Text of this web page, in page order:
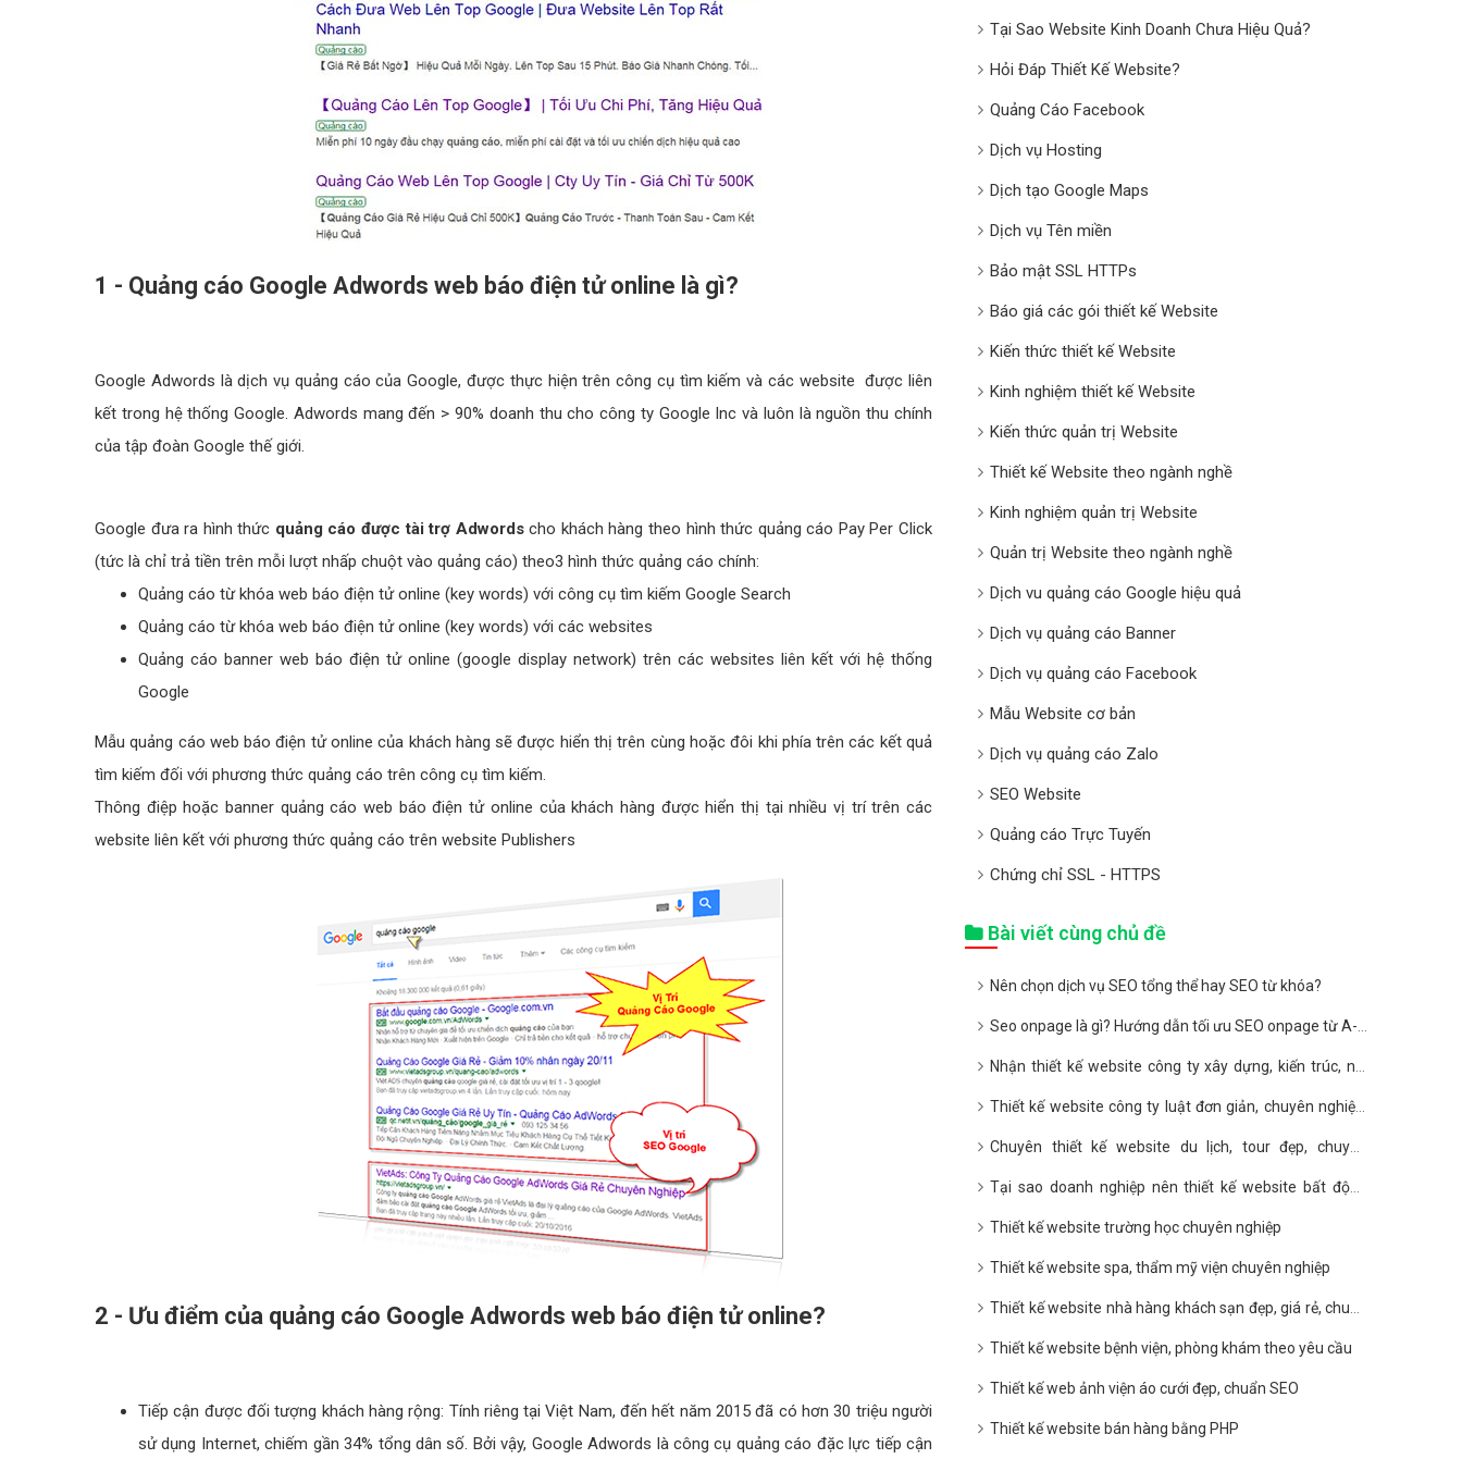
1 - Quảng cáo Google Adwords web báo điện tử online là gì?
Google Adwords là dịch vụ quảng cáo của Google, được thực hiện trên công cụ tìm kiếm và các website được liên
kết trong hệ thống Google. Adwords mang đến > 90% doanh thu cho công ty Google Inc và luôn là nguồn thu chính
của tập đoàn Google thế giới.
Google đưa ra hình thức quảng cáo được tài trợ Adwordscho khách hàng theo hình thức quảng cáo Pay Per Click
(tức là chỉ trả tiền trên mỗi lượt nhấp chuột vào quảng cáo) theo3 hình thức quảng cáo chính:
Quảng cáo từ khóa web báo điện tử online (key words) với công cụ tìm kiếm Google Search
Quảng cáo từ khóa web báo điện tử online (key words) với các websites
Quảng cáo banner web báo điện tử online (google display network) trên các websites liên kết với hệ thống
Google
Mẫu quảng cáo web báo điện tử online của khách hàng sẽ được hiển thị trên cùng hoặc đôi khi phía trên các kết quả
tìm kiếm đối với phương thức quảng cáo trên công cụ tìm kiếm.
Thông điệp hoặc banner quảng cáo web báo điện tử online của khách hàng được hiển thị tại nhiều vị trí trên các
website liên kết với phương thức quảng cáo trên website Publishers
2 - Ưu điểm của quảng cáo Google Adwords web báo điện tử online?
Tiếp cận được đối tượng khách hàng rộng: Tính riêng tại Việt Nam, đến hết năm 2015 đã có hơn 30 triệu người
sử dụng Internet, chiếm gần 34% tổng dân số. Bởi vậy, Google Adwords là công cụ quảng cáo đặc lực tiếp cận
Tại Sao Website Kinh Doanh Chưa Hiệu Quả?
Hỏi Đáp Thiết Kế Website?
Quảng Cáo Facebook
Dịch vụ Hosting
Dịch tạo Google Maps
Dịch vụ Tên miền
Bảo mật SSL HTTPs
Báo giá các gói thiết kế Website
Kiến thức thiết kế Website
Kinh nghiệm thiết kế Website
Kiến thức quản trị Website
Thiết kế Website theo ngành nghề
Kinh nghiệm quản trị Website
Quản trị Website theo ngành nghề
Dịch vu quảng cáo Google hiệu quả
Dịch vụ quảng cáo Banner
Dịch vụ quảng cáo Facebook
Mẫu Website cơ bản
Dịch vụ quảng cáo Zalo
SEO Website
Quảng cáo Trực Tuyến
Chứng chỉ SSL - HTTPS
Bài viết cùng chủ đề
Nên chọn dịch vụ SEO tổng thể hay SEO từ khóa?
Seo onpage là gì? Hướng dẫn tối ưu SEO onpage từ A-Z
2020
Nhận thiết kế website công ty xây dựng, kiến trúc, nội
thất giá rẻ
Thiết kế website công ty luật đơn giản, chuyên nghiệp,
giá rẻ
Chuyên thiết kế website du lịch, tour đẹp, chuyên
nghiệp, giá rẻ
Tại sao doanh nghiệp nên thiết kế website bất động
sản?
Thiết kế website trường học chuyên nghiệp
Thiết kế website spa, thẩm mỹ viện chuyên nghiệp
Thiết kế website nhà hàng khách sạn đẹp, giá rẻ, chuẩn
SEO
Thiết kế website bệnh viện, phòng khám theo yêu cầu
Thiết kế web ảnh viện áo cưới đẹp, chuẩn SEO
Thiết kế website bán hàng bằng PHP